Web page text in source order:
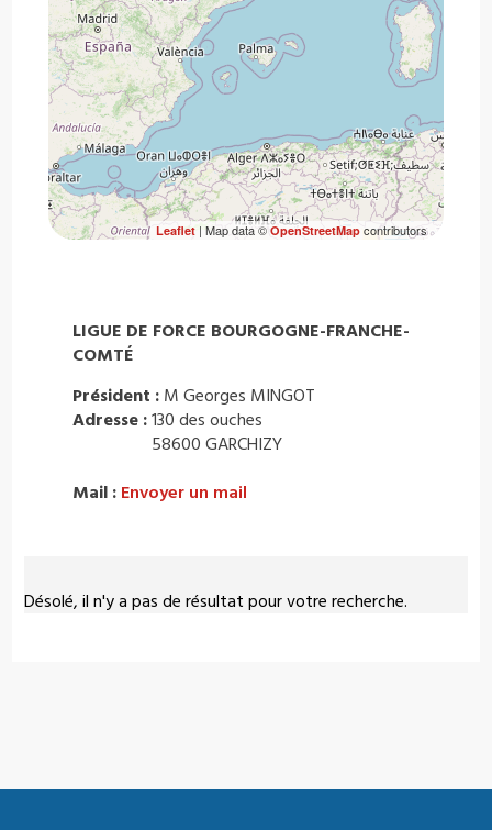
Désolé, il n'y a pas de résultat pour votre recherche.
Leaflet| Map data ©OpenStreetMapcontributors
LIGUE DE FORCE BOURGOGNE-FRANCHE-
COMTÉ
Président : M Georges MINGOT
Adresse :130 des ouches
58600 GARCHIZY
Mail : Envoyer un mail